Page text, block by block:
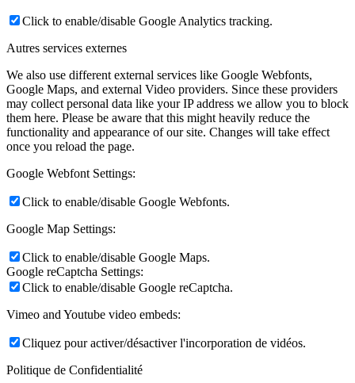
Click to enable/disable Google Analytics tracking.
Autres services externes
We also use different external services like Google Webfonts,
Google Maps, and external Video providers. Since these providers
may collect personal data like your IP address we allow you to block
them here. Please be aware that this might heavily reduce the
functionality and appearance of our site. Changes will take effect
once you reload the page.
Google Webfont Settings:
Click to enable/disable Google Webfonts.
Google Map Settings:
Click to enable/disable Google Maps.
Google reCaptcha Settings:
Click to enable/disable Google reCaptcha.
Vimeo and Youtube video embeds:
Cliquez pour activer/désactiver l'incorporation de vidéos.
Politique de Confidentialité